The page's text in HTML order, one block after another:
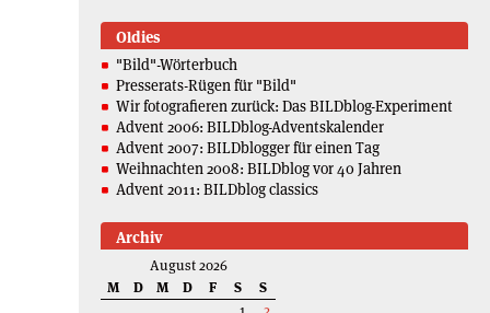
Oldies
"Bild"-Wörterbuch
Presserats-Rügen für "Bild"
Wir fotografieren zurück: Das BILDblog-Experiment
Advent 2006: BILDblog-Adventskalender
Advent 2007: BILDblogger für einen Tag
Weihnachten 2008: BILDblog vor 40 Jahren
Advent 2011: BILDblog classics
Archiv
August 2026
M
D M D F S
S